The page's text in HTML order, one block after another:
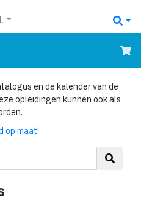
en de kalender van de
opleidingen kunnen ook als
op maat!